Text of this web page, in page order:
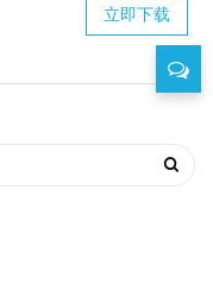
立即下载